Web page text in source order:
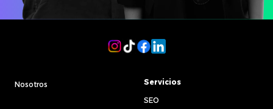
Nosotros
Servicios
SEO